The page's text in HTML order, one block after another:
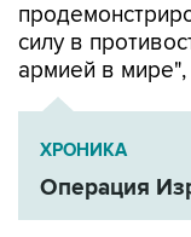
силу в
армией в
ХРОНИКА
Операция